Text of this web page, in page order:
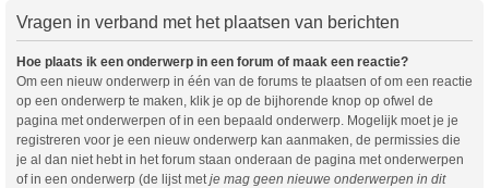
Vragen in verband met het plaatsen van berichten
Hoe plaats ik een onderwerp in een forum of maak een reactie?
Om een nieuw onderwerp in één van de forums te plaatsen of om een reactie
op een onderwerp te maken, klik je op de bijhorende knop op ofwel de
pagina met onderwerpen of in een bepaald onderwerp. Mogelijk moet je je
registreren voor je een nieuw onderwerp kan aanmaken, de permissies die
je al dan niet hebt in het forum staan onderaan de pagina met onderwerpen
of in een onderwerp (de lijst met je mag geen nieuwe onderwerpen in dit